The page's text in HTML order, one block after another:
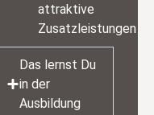
attraktive
Zusatzleistungen
Das lernst Du
in der
Ausbildung